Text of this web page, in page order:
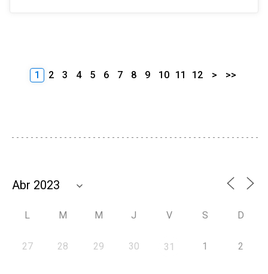
1 2 3 4 5 6 7 8 9 10 11 12 > >>
L M M J V S D
27 28 29 30 31 1 2